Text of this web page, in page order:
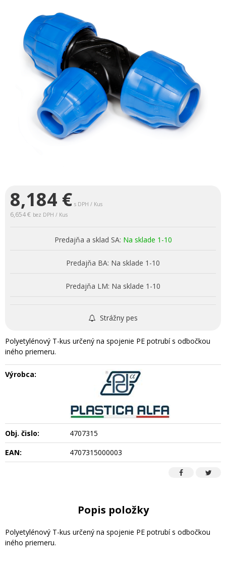
8,184 € s DPH / Kus
6,654 € bez DPH / Kus
Predajňa a sklad SA: Na sklade 1-10
Predajňa BA: Na sklade 1-10
Predajňa LM: Na sklade 1-10
Strážny pes
Polyetylénový T-kus určený na spojenie PE potrubí s odbočkou
iného priemeru.
Výrobca:
Obj. čislo:
4707315
EAN:
4707315000003
Popis položky
Polyetylénový T-kus určený na spojenie PE potrubí s odbočkou
iného priemeru.